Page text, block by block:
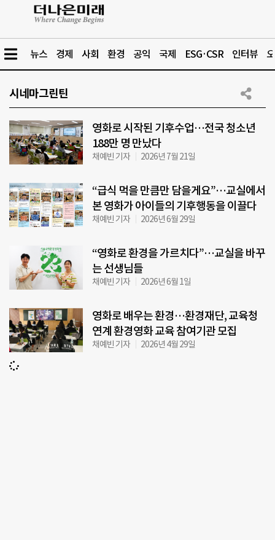
뉴스 경제 사회 환경 공익 국제 ESG·CSR 인터뷰
시네마그린틴
영화로 시작된 기후수업…전국 청소년
188만 명 만났다
채예빈 기자 2026년 7월 21일
“급식 먹을 만큼만 담을게요”…교실에서
본 영화가 아이들의 기후행동을 이끌다
채예빈 기자 2026년 6월 29일
“영화로 환경을 가르치다”…교실을 바꾸
는 선생님들
채예빈 기자 2026년 6월 1일
영화로 배우는 환경…환경재단, 교육청
연계 환경영화 교육 참여기관 모집
채예빈 기자 2026년 4월 29일